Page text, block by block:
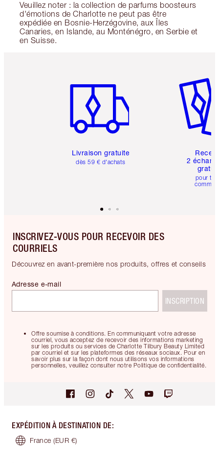
Veuillez noter : la collection de parfums boosteurs
d'émotions de Charlotte ne peut pas être
expédiée en Bosnie-Herzégovine, aux Îles
Canaries, en Islande, au Monténégro, en Serbie et
en Suisse.
Livraison gratuite
dès 59 € d'achats
2
pour
INSCRIVEZ-VOUS POUR RECEVOIR DES
COURRIELS
Découvrez en avant-première nos produits, offres et conseils
Offre soumise à conditions. En communiquant votre adresse
courriel, vous acceptez de recevoir des informations marketing
sur les produits ou services de Charlotte Tilbury Beauty Limited
par courriel et sur les plateformes des réseaux sociaux. Pour en
savoir plus sur la façon dont nous utilisons vos informations
personnelles, veuillez consulter notre Politique de confidentialité.
Adresse e-mail
INSCRIPTION
EXPÉDITION À DESTINATION DE:
France (EUR €)